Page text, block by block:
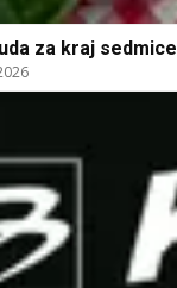
za kraj sedmice